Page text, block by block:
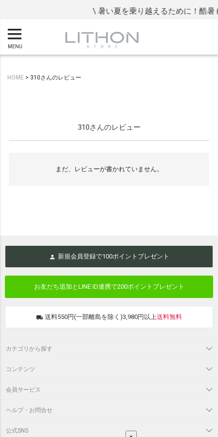
\ 暑い夏を乗り越えるために！酷暑
MENU
HOME 310さんのレビュー
310さんのレビュー
まだ、レビューが書かれていません。
新規会員登録で100ポイントプレゼント
お友だち追加とLINE ID連携で200ポイントプレゼント
送料550円(一部離島を除く)3,980円以上送料無料
カテゴリから探す
コンテンツ
会員サービス
ヘルプ・お問合せ
公式SNS